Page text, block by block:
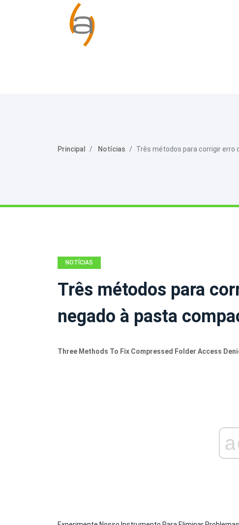
Principal Notícias Três métodos para corrigir erro
NOTÍCIAS
Três métodos para
negado à pasta
Three Methods To Fix Compressed Folder Access